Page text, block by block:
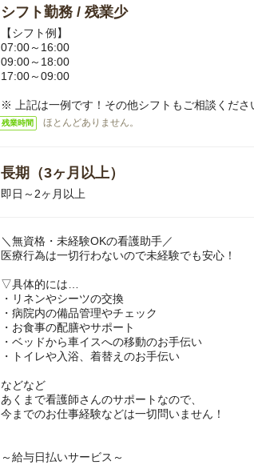
シフト勤務 / 残業少
【シフト例】
07:00～16:00
09:00～18:00
17:00～09:00
※ 上記は一例です！その他シフトもご相談くださ
残業時間 ほとんどありません。
長期（3ヶ月以上）
即日～2ヶ月以上
＼無資格・未経験OKの看護助手／
医療行為は一切行わないので未経験でも安心！
▽具体的には…
・リネンやシーツの交換
・病院内の備品管理やチェック
・お食事の配膳やサポート
・ベッドから車イスへの移動のお手伝い
・トイレや入浴、着替えのお手伝い
などなど
あくまで看護師さんのサポートなので、
今までのお仕事経験などは一切問いません！
～給与日払いサービス～